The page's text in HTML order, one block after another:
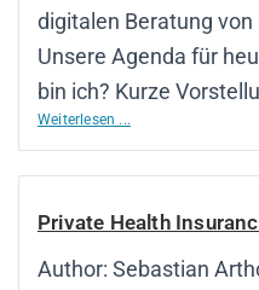
digitalen Beratung
Unsere Agenda für
bin ich? Kurze
Weiterlesen ...
Private Health
Author: Sebastian